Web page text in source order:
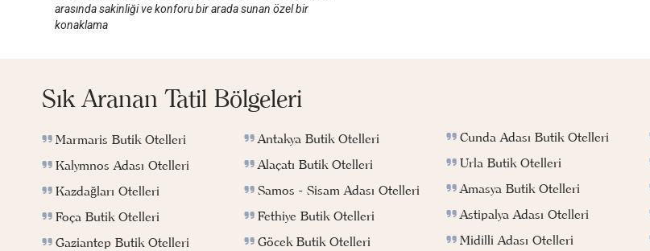
arasında sakinliği ve konforu bir arada sunan özel bir
konaklama
Sık Aranan Tatil Bölgeleri
Marmaris Butik Otelleri
Kalymnos Adası Otelleri
Kazdağları Otelleri
Foça Butik Otelleri
Gaziantep Butik Otelleri
Antakya Butik Otelleri
Alaçatı Butik Otelleri
Samos - Sisam Adası Otelleri
Fethiye Butik Otelleri
Göcek Butik Otelleri
Cunda Adası Butik Otelleri
Urla Butik Otelleri
Amasya Butik Otelleri
Astipalya Adası Otelleri
Midilli Adası Otelleri